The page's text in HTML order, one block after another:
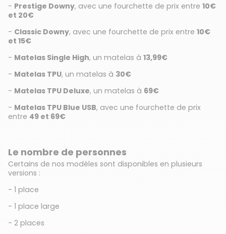
- Prestige Downy, avec une fourchette de prix entre 10€
et 20€
- Classic Downy, avec une fourchette de prix entre 10€
et 15€
- Matelas Single High, un matelas à 13,99€
- Matelas TPU, un matelas à 30€
- Matelas TPU Deluxe, un matelas à 69€
- Matelas TPU Blue USB, avec une fourchette de prix
entre 49 et 69€
Le nombre de personnes
Certains de nos modèles sont disponibles en plusieurs
versions :
- 1 place
- 1 place large
- 2 places